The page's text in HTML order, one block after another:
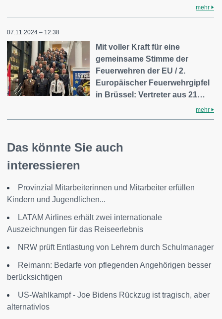
mehr
07.11.2024 – 12:38
Mit voller Kraft für eine
gemeinsame Stimme der
Feuerwehren der EU / 2.
Europäischer Feuerwehrgipfel
in Brüssel: Vertreter aus 21…
mehr
Das könnte Sie auch
interessieren
Provinzial Mitarbeiterinnen und Mitarbeiter erfüllen
Kindern und Jugendlichen...
LATAM Airlines erhält zwei internationale
Auszeichnungen für das Reiseerlebnis
NRW prüft Entlastung von Lehrern durch Schulmanager
Reimann: Bedarfe von pflegenden Angehörigen besser
berücksichtigen
US-Wahlkampf - Joe Bidens Rückzug ist tragisch, aber
alternativlos